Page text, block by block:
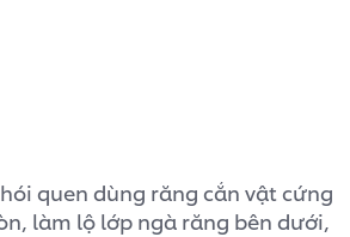
quen dùng răng cắn vật cứng
làm lộ lớp ngà răng bên dưới,